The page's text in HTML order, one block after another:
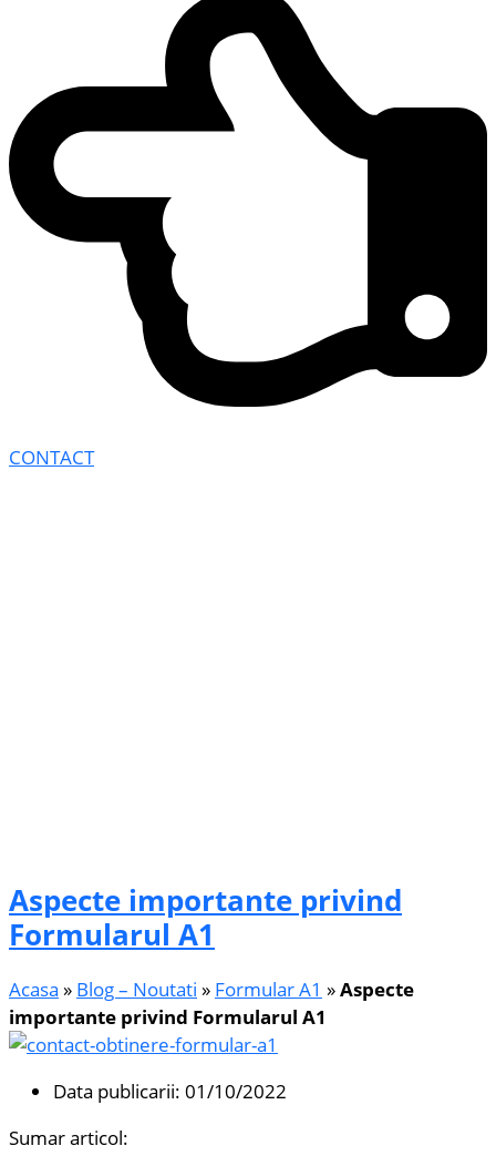
CONTACT
Aspecte importante privind
Formularul A1
Acasa » Blog – Noutati » Formular A1 »Aspecte
importante privind Formularul A1
Data publicarii: 01/10/2022
Sumar articol: